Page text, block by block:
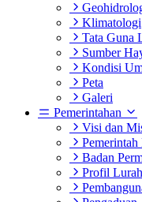
Klimatologi
Tata Guna
Sumber
Kondisi
Peta
Galeri
Pemerintahan
Visi dan
Pemerintah
Badan
Profil Lurah